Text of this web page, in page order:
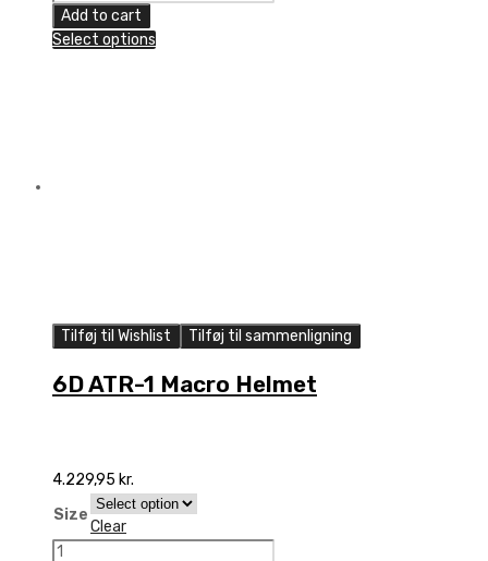
ATR-
1
Add to cart
Select options
Tilføj til Wishlist Tilføj til sammenligning
6D ATR-1 Macro Helmet
4.229,95 kr.
Size
Clear
6D